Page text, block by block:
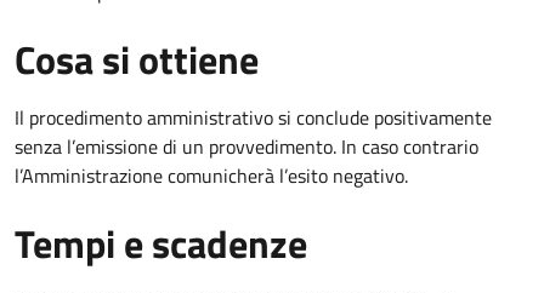
Cosa si ottiene
Il procedimento amministrativo si conclude positivamente
senza l’emissione di un provvedimento. In caso contrario
l’Amministrazione comunicherà l’esito negativo.
Tempi e scadenze